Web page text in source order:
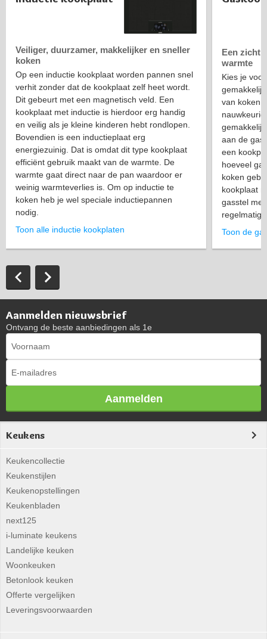
Veiliger, duurzamer, makkelijker en sneller
koken
Op een inductie kookplaat worden pannen snel
verhit zonder dat de kookplaat zelf heet wordt.
Dit gebeurt met een magnetisch veld. Een
kookplaat met inductie is hierdoor erg handig
en veilig als je kleine kinderen hebt rondlopen.
Bovendien is een inductieplaat erg
energiezuinig. Dat is omdat dit type kookplaat
efficiënt gebruik maakt van de warmte. De
warmte gaat direct naar de pan waardoor er
weinig warmteverlies is. Om op inductie te
koken heb je wel speciale inductiepannen
nodig.
Toon alle inductie kookplaten
Een
warmte
Kies je
van koken
aan de
een
hoeveel
koken
kookplaat
gasstel
regelmatig
Toon de
Aanmelden nieuwsbrief
Ontvang de beste aanbiedingen als 1e
Aanmelden
Keukens
Keukencollectie
Keukenstijlen
Keukenopstellingen
Keukenbladen
next125
i-luminate keukens
Landelijke keuken
Woonkeuken
Betonlook keuken
Offerte vergelijken
Leveringsvoorwaarden